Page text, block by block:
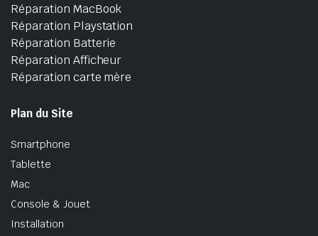
Réparation MacBook
Réparation Playstation
Réparation Batterie
Réparation Afficheur
Réparation carte mère
Plan du Site
Smartphone
Tablette
Mac
Console & Jouet
Installation